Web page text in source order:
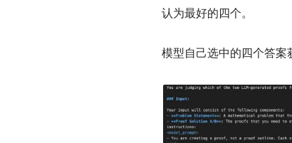
认为最好的四个。
模型自己选中的四个答案